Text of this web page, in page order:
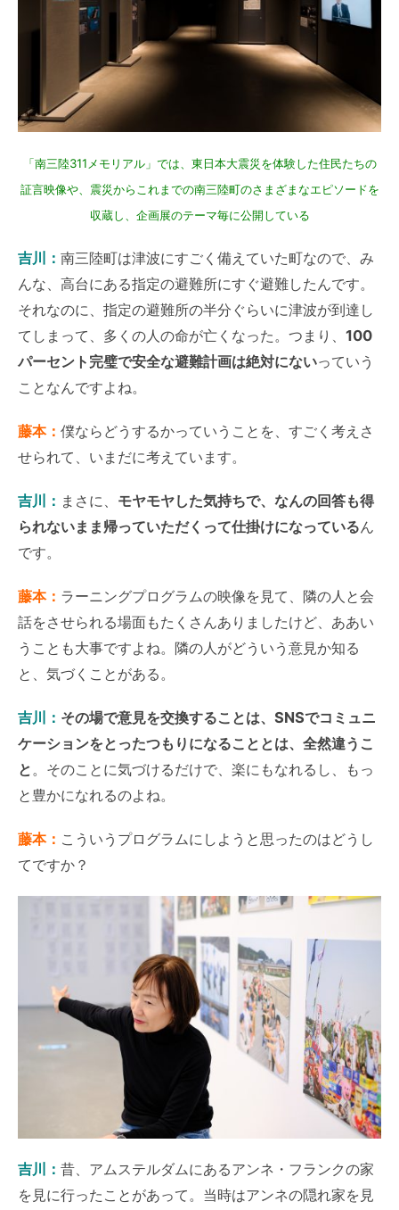
「南三陸311メモリアル」では、東日本大震災を体験した住民たちの
証言映像や、震災からこれまでの南三陸町のさまざまなエピソードを
収蔵し、企画展のテーマ毎に公開している
吉川： 南三陸町は津波にすごく備えていた町なので、み
んな、高台にある指定の避難所にすぐ避難したんです。
それなのに、指定の避難所の半分ぐらいに津波が到達し
てしまって、多くの人の命が亡くなった。つまり、 100
パーセント完璧で安全な避難計画は絶対にないっていう
ことなんですよね。
藤本： 僕ならどうするかっていうことを、すごく考えさ
せられて、いまだに考えています。
吉川： まさに、 モヤモヤした気持ちで、なんの回答も得
られないまま帰っていただくって仕掛けになっているん
です。
藤本： ラーニングプログラムの映像を見て、隣の人と会
話をさせられる場面もたくさんありましたけど、ああい
うことも大事ですよね。隣の人がどういう意見か知る
と、気づくことがある。
吉川： その場で意見を交換することは、SNSでコミュニ
ケーションをとったつもりになることとは、全然違うこ
と。そのことに気づけるだけで、楽にもなれるし、もっ
と豊かになれるのよね。
藤本： こういうプログラムにしようと思ったのはどうし
てですか？
吉川： 昔、アムステルダムにあるアンネ・フランクの家
を見に行ったことがあって。当時はアンネの隠れ家を見